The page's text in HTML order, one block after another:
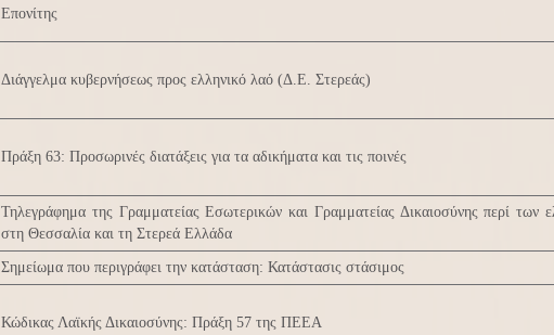
Επονίτης
Διάγγελμα κυβερνήσεως προς ελληνικό λαό (Δ.Ε. Στερεάς)
Πράξη 63: Προσωρινές διατάξεις για τα αδικήματα και τις ποινές
Τηλεγράφημα της Γραμματείας Εσωτερικών και Γραμματείας Δικαιοσύνης περί των
στη Θεσσαλία και τη Στερεά Ελλάδα
Σημείωμα που περιγράφει την κατάσταση: Κατάστασις στάσιμος
Κώδικας Λαϊκής Δικαιοσύνης: Πράξη 57 της ΠΕΕΑ